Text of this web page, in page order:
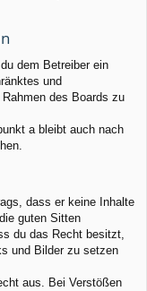
dem Betreiber ein
und
des Boards zu
a bleibt auch nach
dass er keine Inhalte
guten Sitten
du das Recht besitzt,
und Bilder zu setzen
aus. Bei Verstößen